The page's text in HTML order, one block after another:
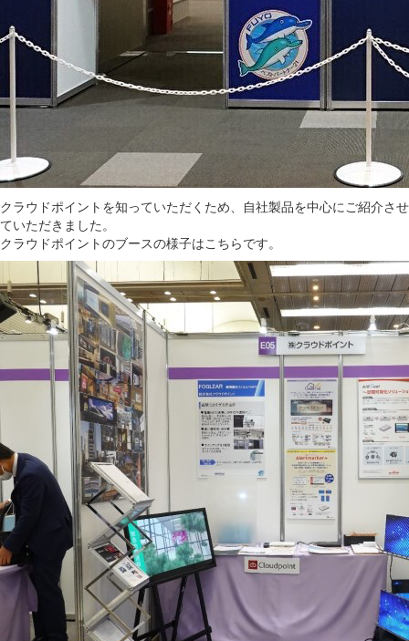
クラウドポイントを知っていただくため、自社製品を中心にご紹介させ
ていただきました。
クラウドポイントのブースの様子はこちらです。